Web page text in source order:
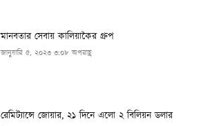
মানবতার সেবায় কালিয়াকৈর গ্রুপ
জানুয়ারি ৫, ২০২৩ ৩:০৮ অপরাহ্ণ
রেমিট্যান্সে জোয়ার, ২১ দিনে এলো ২ বিলিয়ন ডলার